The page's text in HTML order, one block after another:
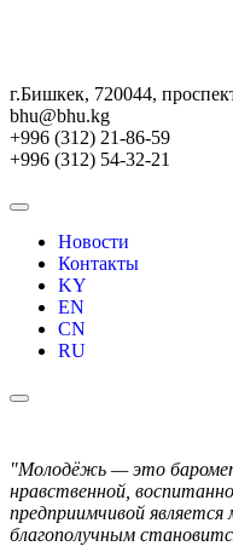
г.Бишкек, 720044,
bhu@bhu.kg
+996 (312) 21-86-59
+996 (312) 54-32-21
Новости
Контакты
KY
EN
CN
RU
"Молодёжь — это
нравственной,
предприимчивой
благополучным